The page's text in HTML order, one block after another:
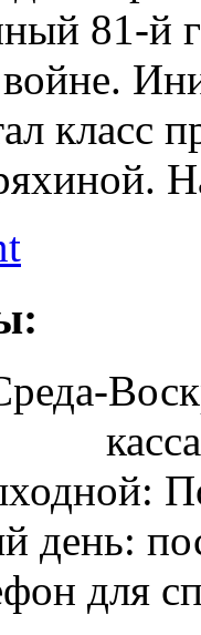
81‑й
класс
день:
для